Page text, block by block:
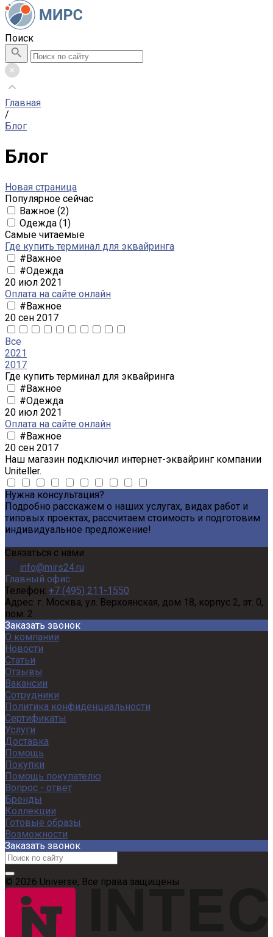
Поиск
Главная
/
Блог
Блог
Новая страница
Популярное сейчас
Важное (2)
Одежда (1)
Самые читаемые
Где купить терминал для эквайринга
#Важное
#Одежда
20 июл 2021
Оплата на сайте онлайн
#Важное
20 сен 2017
Все
2021
2017
Где купить терминал для эквайринга
#Важное
#Одежда
20 июл 2021
Оплата на сайте онлайн
#Важное
20 сен 2017
Наш магазин подключил интернет-эквайринг компании
Uniteller.
Нужна консультация?
Подробно расскажем о наших услугах, видах работ и
типовых проектах, рассчитаем стоимость и подготовим
индивидуальное предложение!
Связаться с нами
info@mirs24.ru
Главный офис
Телефон: +7 (495) 211-1550
Адрес: г. Москва, ул. Верхоянская, дом 18, корпус 2, эт. 0,
пом. 2
Заказать звонок
О компании
Новости
Статьи
Отзывы
Вакансии
Сотрудники
Политика конфиденциальности
Сертификаты
Услуги
Доставка
Помощь
Покупки
Помощь покупателю
Вопрос - ответ
Бренды
Коллекции
Готовые образы
Возможности
Заказать звонок
© 2026 Universe, Все права защищены